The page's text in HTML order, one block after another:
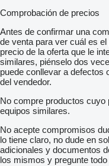
Comprobación de precios
Antes de confirmar una
de venta para ver cuál es
precio de la oferta que le
similares, piénselo dos
puede conllevar a defectos
del vendedor.
No compre productos cuyo
equipos similares.
No acepte compromisos
lo tiene claro, no dude en
adicionales y documentos
los mismos y pregunte